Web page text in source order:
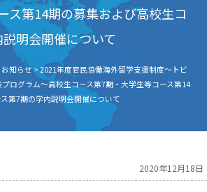
ス第14期の募集および高校生コ
明会開催について
お知らせ>2021年度官民協働海外留学支援制度～トビ
ログラム～高校生コース第7期・大学生等コース第14
第7期の学内説明会開催について
2020年12月18日